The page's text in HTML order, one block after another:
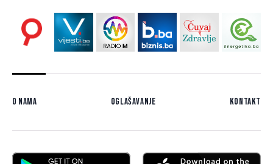
O nama Oglašavanje Kontakt